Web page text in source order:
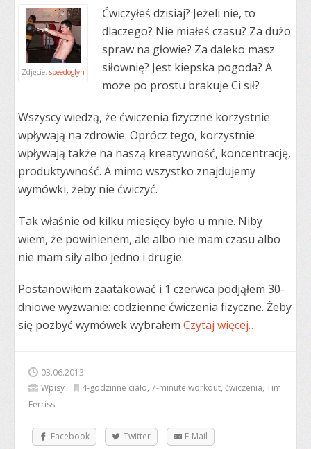
Zdjęcie: speedoglyn
Ćwiczyłeś dzisiaj? Jeżeli nie, to
dlaczego? Nie miałeś czasu? Za dużo
spraw na głowie? Za daleko masz
siłownię? Jest kiepska pogoda? A
może po prostu brakuje Ci sił?
Wszyscy wiedzą, że ćwiczenia fizyczne korzystnie
wpływają na zdrowie. Oprócz tego, korzystnie
wpływają także na naszą kreatywność, koncentrację,
produktywność. A mimo wszystko znajdujemy
wymówki, żeby nie ćwiczyć.
Tak właśnie od kilku miesięcy było u mnie. Niby
wiem, że powinienem, ale albo nie mam czasu albo
nie mam siły albo jedno i drugie.
Postanowiłem zaatakować i 1 czerwca podjąłem 30-
dniowe wyzwanie: codzienne ćwiczenia fizyczne. Żeby
się pozbyć wymówek wybrałem Czytaj więcej…
03.06.2013
Wpisy
4-godzinne ciało, 7-minute workout, ćwiczenia, Tim
Ferriss
Facebook Twitter E-Mail